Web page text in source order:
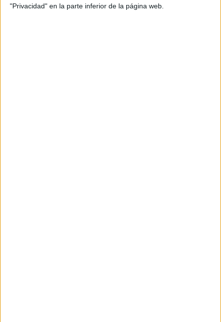
"Privacidad" en la parte inferior de la página web.
Ha ocupado los puestos de directora regional de